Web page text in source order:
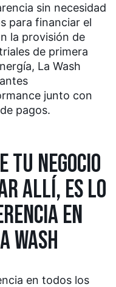
sin necesidad
para financiar el
la provisión de
de primera
La Wash
junto con
pagos.
TU NEGOCIO
ALLÍ, ES LO
EN
WASH
en todos los